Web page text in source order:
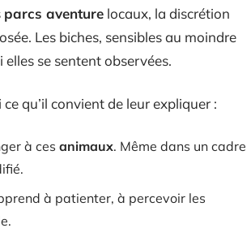
parcs aventure locaux, la discrétion
Les biches, sensibles au moindre
se sentent observées.
qu’il convient de leur expliquer :
à ces animaux. Même dans un cadre
à patienter, à percevoir les